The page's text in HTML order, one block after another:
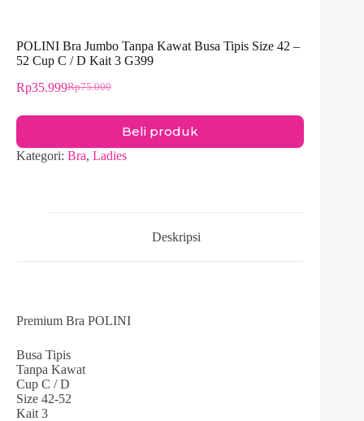
POLINI Bra Jumbo Tanpa Kawat Busa Tipis Size 42 –
52 Cup C / D Kait 3 G399
Rp75.000
Harga
Rp35.999Harga
Rp35.999.
Beli produk
Kategori: Bra, Ladies
Deskripsi
Premium Bra POLINI
Busa Tipis
Tanpa Kawat
Cup C / D
Size 42-52
Kait 3